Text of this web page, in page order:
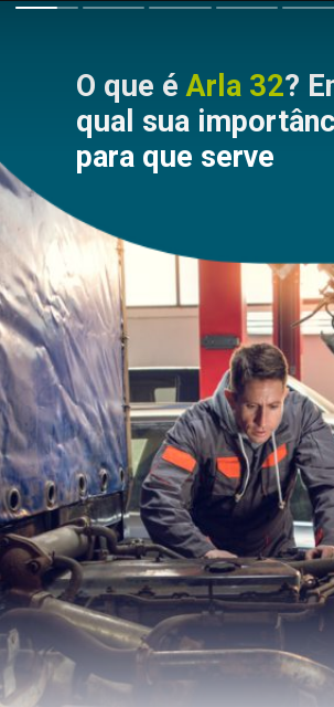
O que éArla 32?
qual sua
para que serve